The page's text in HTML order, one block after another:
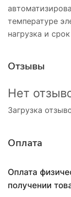
температуре
нагрузка и
Отзывы
Загрузка
Нет
Оплата
Оплата
получении